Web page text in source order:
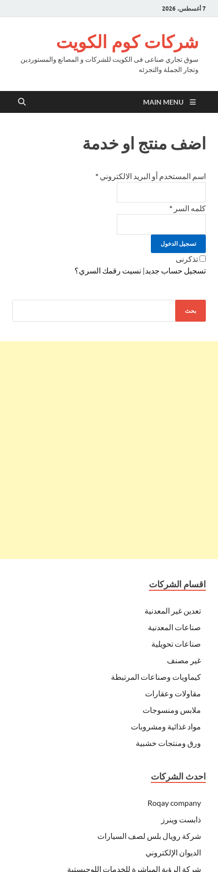
7 أغسطس، 2026
شركات كوم الكويت
سوق تجاري صناعى فى الكويت للشركات و المصانع والمستوردين
وتجار الجملة والتجزئه
MAIN MENU
اضف منتج او خدمة
اسم المستخدم أو البريد الالكتروني *
كلمه السر *
تسجيل الدخول
تذكرنى
تسجيل حساب جديد| نسيت رقمك السري؟
اقسام الشركات
تعدين غير المعدنية
صناعات المعدنية
صناعات تحويلية
غير مصنف
كيماويات وصناعات المرتبطة
مقاولات وعقارات
ملابس ومنسوجات
مواد غذائية ومشروبات
ورق ومنتجات خشبية
احدث الشركات
Roqay company
ذابست وينرز
شركة رويال بلس لصف السيارات
الديوان الإلكتروني
شركة الرؤية المباشرة للخدمات اللوجيستية